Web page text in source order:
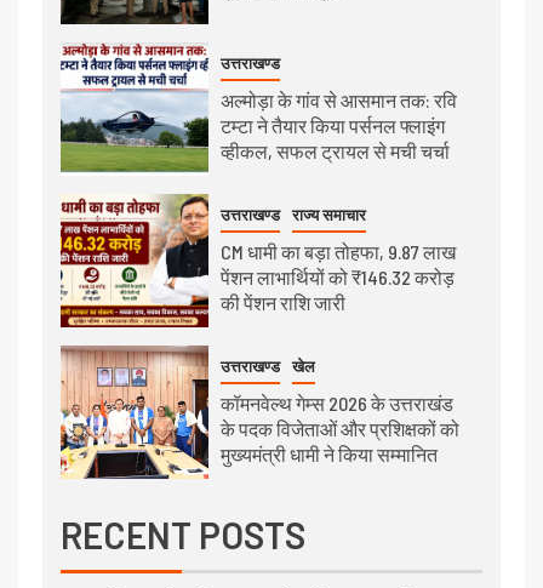
उत्तराखण्ड
अल्मोड़ा के गांव से आसमान तक: रवि
टम्टा ने तैयार किया पर्सनल फ्लाइंग
व्हीकल, सफल ट्रायल से मची चर्चा
उत्तराखण्ड राज्य समाचार
CM धामी का बड़ा तोहफा, 9.87 लाख
पेंशन लाभार्थियों को ₹146.32 करोड़
की पेंशन राशि जारी
उत्तराखण्ड खेल
कॉमनवेल्थ गेम्स 2026 के उत्तराखंड
के पदक विजेताओं और प्रशिक्षकों को
मुख्यमंत्री धामी ने किया सम्मानित
RECENT POSTS